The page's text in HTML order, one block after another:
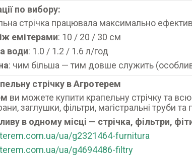
по вибору:
стрічка працювала максимально
емітерами: 10 / 20 / 30 см
води: 1.0 / 1.2 / 1.6 л/год
: чим більша — тим довше служить
стрічку в Агротерем
ви можете купити крапельну стрічку та
заглушки, фільтри, магістральні труби
в одному місці — стрічка, фільтри,
ua/g2321464-furnitura
ua/g4694486-filtry